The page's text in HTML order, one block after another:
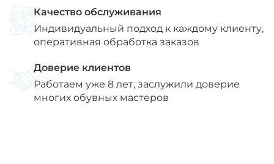
Качество обслуживания
Индивидуальный подход к каждому клиенту,
оперативная обработка заказов
Доверие клиентов
Работаем уже 8 лет, заслужили доверие
многих обувных мастеров